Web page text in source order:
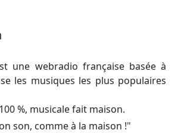
une webradio française basée à
les musiques les plus populaires
%, musicale fait maison.
son, comme à la maison !"